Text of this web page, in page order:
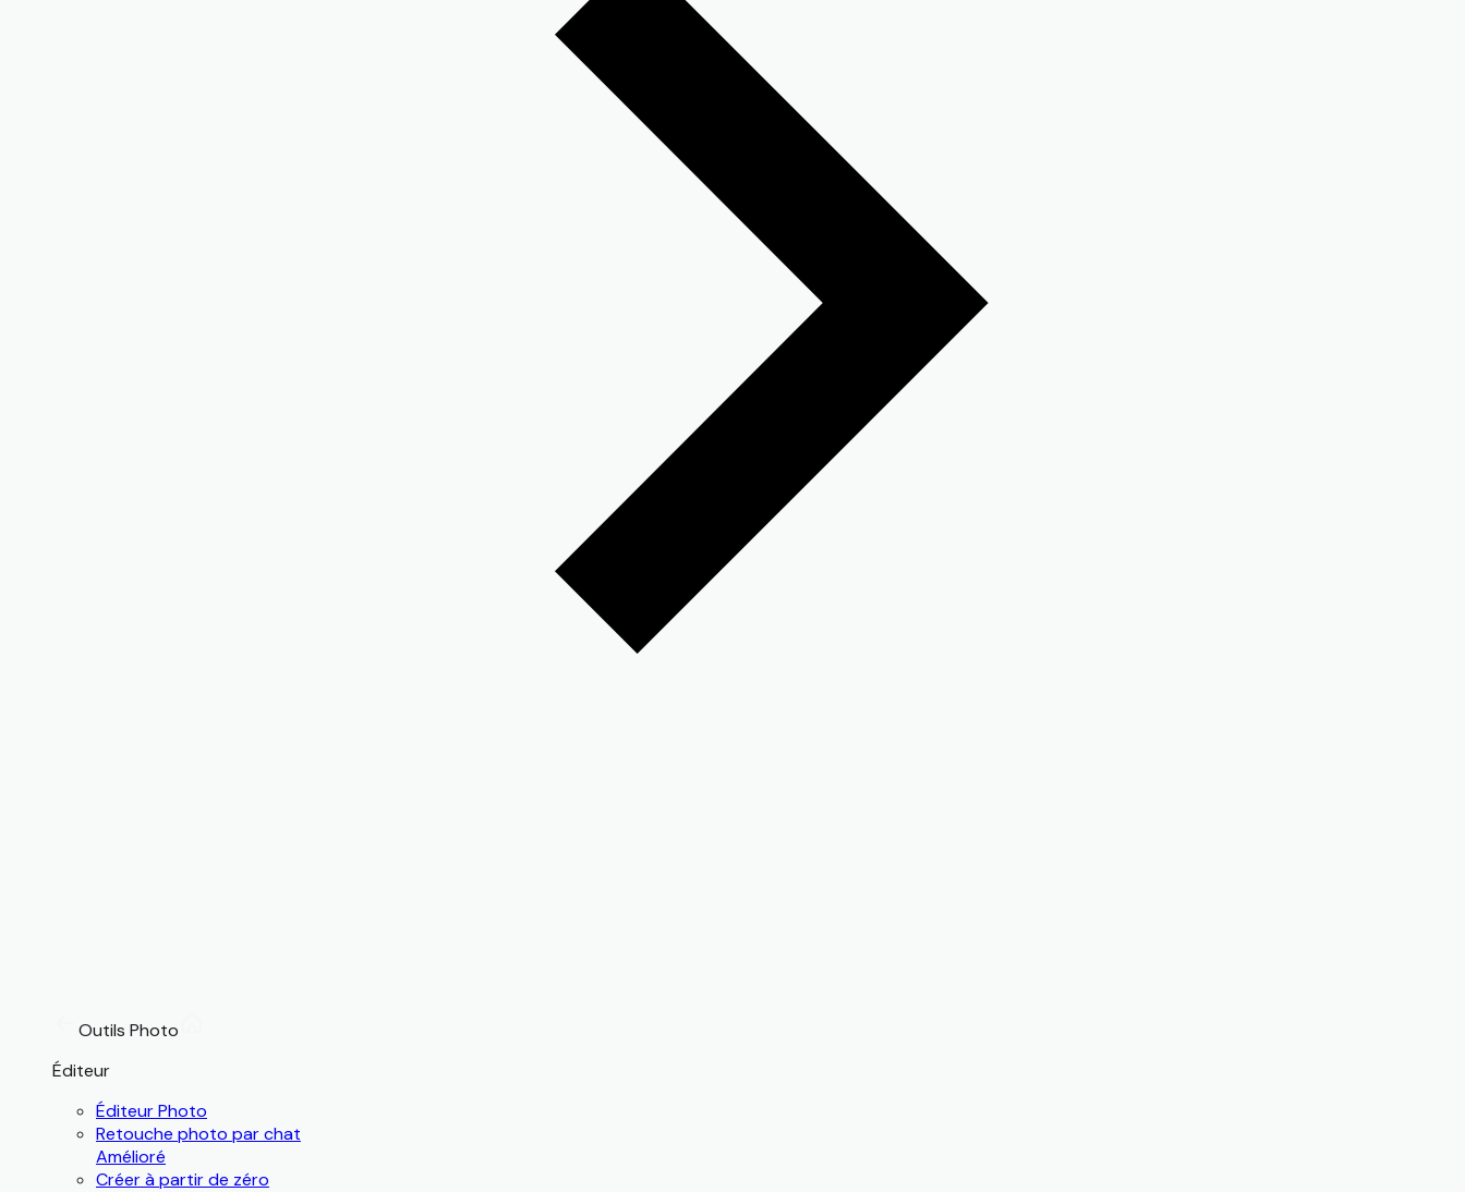
Outils Photo
Éditeur
Éditeur Photo
Retouche photo par chat
Amélioré
Créer à partir de zéro